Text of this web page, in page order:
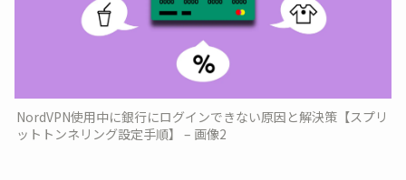
NordVPN使用中に銀行にログインできない原因と解決策【スプリ
ットトンネリング設定手順】 – 画像2